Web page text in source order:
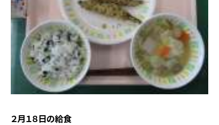
２月１８日の給食